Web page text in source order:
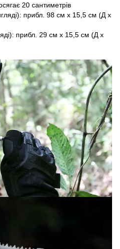
20 сантиметрів
прибл. 98 см х 15,5 см (Д х
прибл. 29 см x 15,5 см (Д x